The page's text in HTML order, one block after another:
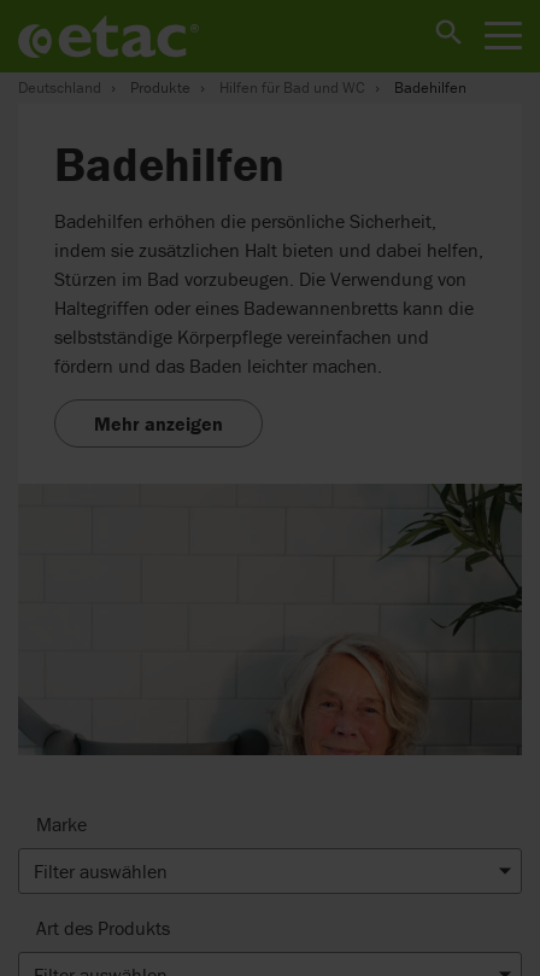
Deutschland Produkte Hilfen für Bad und WC Badehilfen
Badehilfen
Badehilfen erhöhen die persönliche Sicherheit,
indem sie zusätzlichen Halt bieten und dabei helfen,
Stürzen im Bad vorzubeugen. Die Verwendung von
Haltegriffen oder eines Badewannenbretts kann die
selbstständige Körperpflege vereinfachen und
fördern und das Baden leichter machen.
Mehr anzeigen
Marke
Filter auswählen
Art des Produkts